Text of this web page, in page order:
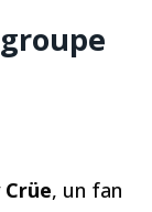
, un fan